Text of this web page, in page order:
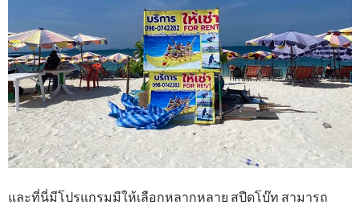
และที่นี่มีโปรแกรมมีให้เลือกหลากหลาย สปีดโบ๊ท สามารถ